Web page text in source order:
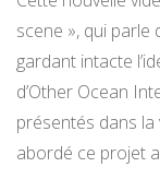
scene », qui
gardant intacte
d’Other Ocean
présentés dans
abordé ce projet